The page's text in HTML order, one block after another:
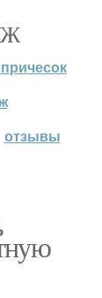
отзывы